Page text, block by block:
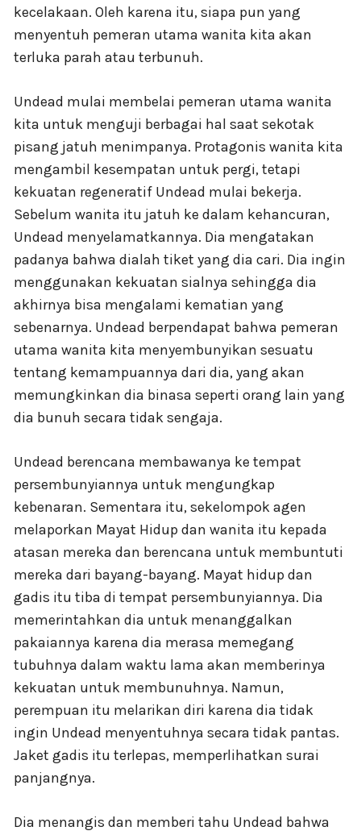
kecelakaan. Oleh karena itu, siapa pun yang
menyentuh pemeran utama wanita kita akan
terluka parah atau terbunuh.
Undead mulai membelai pemeran utama wanita
kita untuk menguji berbagai hal saat sekotak
pisang jatuh menimpanya. Protagonis wanita kita
mengambil kesempatan untuk pergi, tetapi
kekuatan regeneratif Undead mulai bekerja.
Sebelum wanita itu jatuh ke dalam kehancuran,
Undead menyelamatkannya. Dia mengatakan
padanya bahwa dialah tiket yang dia cari. Dia ingin
menggunakan kekuatan sialnya sehingga dia
akhirnya bisa mengalami kematian yang
sebenarnya. Undead berpendapat bahwa pemeran
utama wanita kita menyembunyikan sesuatu
tentang kemampuannya dari dia, yang akan
memungkinkan dia binasa seperti orang lain yang
dia bunuh secara tidak sengaja.
Undead berencana membawanya ke tempat
persembunyiannya untuk mengungkap
kebenaran. Sementara itu, sekelompok agen
melaporkan Mayat Hidup dan wanita itu kepada
atasan mereka dan berencana untuk membuntuti
mereka dari bayang-bayang. Mayat hidup dan
gadis itu tiba di tempat persembunyiannya. Dia
memerintahkan dia untuk menanggalkan
pakaiannya karena dia merasa memegang
tubuhnya dalam waktu lama akan memberinya
kekuatan untuk membunuhnya. Namun,
perempuan itu melarikan diri karena dia tidak
ingin Undead menyentuhnya secara tidak pantas.
Jaket gadis itu terlepas, memperlihatkan surai
panjangnya.
Dia menangis dan memberi tahu Undead bahwa